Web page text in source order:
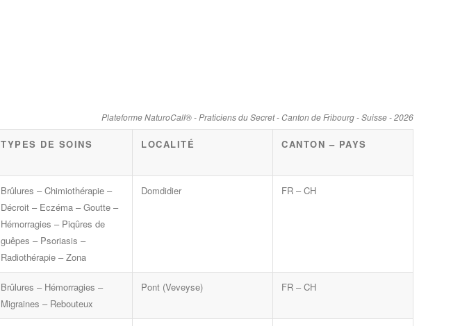
Plateforme NaturoCall® - Praticiens du Secret - Canton de Fribourg - Suisse - 2026
TYPES DE SOINS LOCALITÉ CANTON – PAYS
Brûlures – Chimiothérapie –
Décroit – Eczéma – Goutte –
Hémorragies – Piqûres de
guêpes – Psoriasis –
Radiothérapie – Zona
Domdidier FR – CH
Brûlures – Hémorragies –
Migraines – Rebouteux
Pont (Veveyse) FR – CH